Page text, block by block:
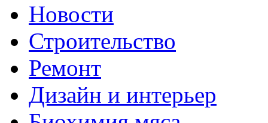
Новости
Строительство
Ремонт
Дизайн и интерьер